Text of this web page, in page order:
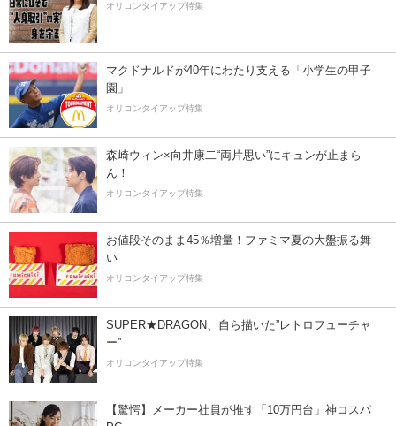
オリコンタイアップ特集
マクドナルドが40年にわたり支える「小学生の甲子
園」
オリコンタイアップ特集
森崎ウィン×向井康二“両片思い”にキュンが止まら
ん！
オリコンタイアップ特集
お値段そのまま45％増量！ファミマ夏の大盤振る舞
い
オリコンタイアップ特集
SUPER★DRAGON、自ら描いた”レトロフューチャ
ー”
オリコンタイアップ特集
【驚愕】メーカー社員が推す「10万円台」神コスパ